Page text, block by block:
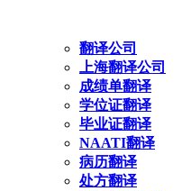
翻译公司
上海翻译公司
成绩单翻译
学位证翻译
毕业证翻译
NAATI翻译
病历翻译
处方翻译